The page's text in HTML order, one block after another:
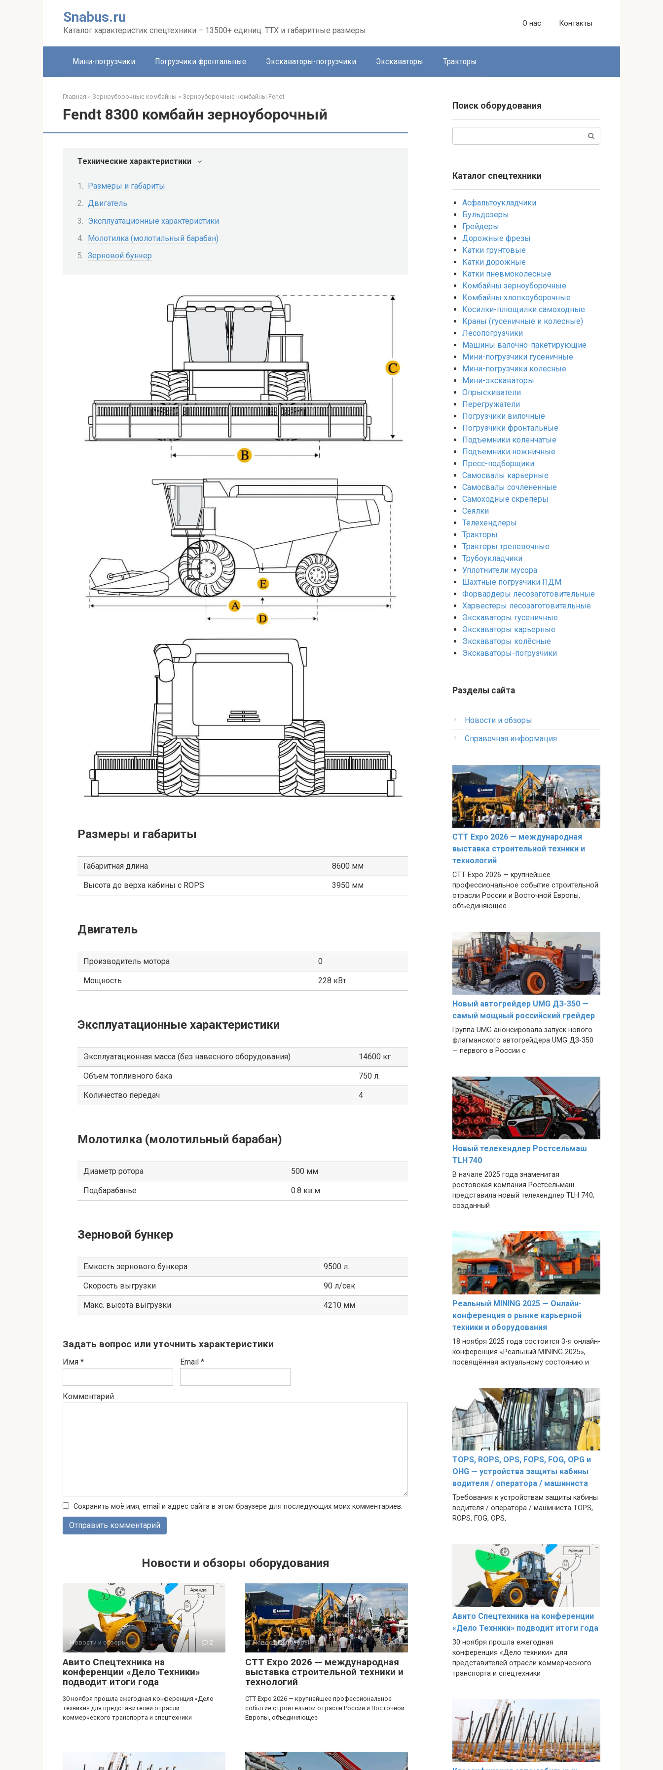
Snabus.ru
Каталог характеристик спецтехники – 13500+ единиц: ТТХ и габаритные размеры
О нас Контакты
Мини-погрузчики Погрузчики фронтальные Экскаваторы-погрузчики Экскаваторы Тракторы
Главная » Зерноуборочные комбайны » Зерноуборочные комбайны Fendt
Fendt 8300 комбайн зерноуборочный
Технические характеристики
Размеры и габариты
Двигатель
Эксплуатационные характеристики
Молотилка (молотильный барабан)
Зерновой бункер
Размеры и габариты
Габаритная длина 8600 мм
Высота до верха кабины с ROPS 3950 мм
Двигатель
Производитель мотора 0
Мощность 228 кВт
Эксплуатационные характеристики
Эксплуатационная масса (без навесного оборудования) 14600 кг
Объем топливного бака 750 л.
Количество передач 4
Молотилка (молотильный барабан)
Диаметр ротора 500 мм
Подбарабанье 0.8 кв.м.
Зерновой бункер
Емкость зернового бункера 9500 л.
Скорость выгрузки 90 л/сек
Макс. высота выгрузки 4210 мм
Задать вопрос или уточнить характеристики
Имя * Email *
Комментарий
Сохранить моё имя, email и адрес сайта в этом браузере для последующих моих комментариев.
Новости и обзоры оборудования
Новости и обзоры 2
Авито Спецтехника на
конференции «Дело Техники»
подводит итоги года
30 ноября прошла ежегодная конференция «Дело
техники» для представителей отрасли
коммерческого транспорта и спецтехники
Новости и обзоры 0
CTT Expo 2026 — международная
выставка строительной техники и
технологий
CTT Expo 2026 — крупнейшее профессиональное
событие строительной отрасли России и Восточной
Европы, объединяющее
Поиск оборудования
Каталог спецтехники
Асфальтоукладчики
Бульдозеры
Грейдеры
Дорожные фрезы
Катки грунтовые
Катки дорожные
Катки пневмоколесные
Комбайны зерноуборочные
Комбайны хлопкоуборочные
Косилки-плющилки самоходные
Краны (гусеничные и колесные)
Лесопогрузчики
Машины валочно-пакетирующие
Мини-погрузчики гусеничные
Мини-погрузчики колесные
Мини-экскаваторы
Опрыскиватели
Перегружатели
Погрузчики вилочные
Погрузчики фронтальные
Подъемники коленчатые
Подъемники ножничные
Пресс-подборщики
Самосвалы карьерные
Самосвалы сочлененные
Самоходные скреперы
Сеялки
Телехендлеры
Тракторы
Тракторы трелевочные
Трубоукладчики
Уплотнители мусора
Шахтные погрузчики ПДМ
Форвардеры лесозаготовительные
Харвестеры лесозаготовительные
Экскаваторы гусеничные
Экскаваторы карьерные
Экскаваторы колёсные
Экскаваторы-погрузчики
Разделы сайта
Новости и обзоры
Справочная информация
CTT Expo 2026 — международная
выставка строительной техники и
технологий
CTT Expo 2026 — крупнейшее
профессиональное событие строительной
отрасли России и Восточной Европы,
объединяющее
Новый автогрейдер UMG ДЗ-350 —
самый мощный российский грейдер
Группа UMG анонсировала запуск нового
флагманского автогрейдера UMG ДЗ-350
— первого в России с
Новый телехендлер Ростсельмаш
TLH 740
В начале 2025 года знаменитая
ростовская компания Ростсельмаш
представила новый телехендлер TLH 740,
созданный
Реальный MINING 2025 — Онлайн-
конференция о рынке карьерной
техники и оборудования
18 ноября 2025 года состоится 3-я онлайн-
конференция «Реальный MINING 2025»,
посвящённая актуальному состоянию и
TOPS, ROPS, OPS, FOPS, FOG, OPG и
OHG — устройства защиты кабины
водителя / оператора / машиниста
Требования к устройствам защиты кабины
водителя / оператора / машиниста TOPS,
ROPS, FOG, OPS,
Авито Спецтехника на конференции
«Дело Техники» подводит итоги года
30 ноября прошла ежегодная
конференция «Дело техники» для
представителей отрасли коммерческого
транспорта и спецтехники